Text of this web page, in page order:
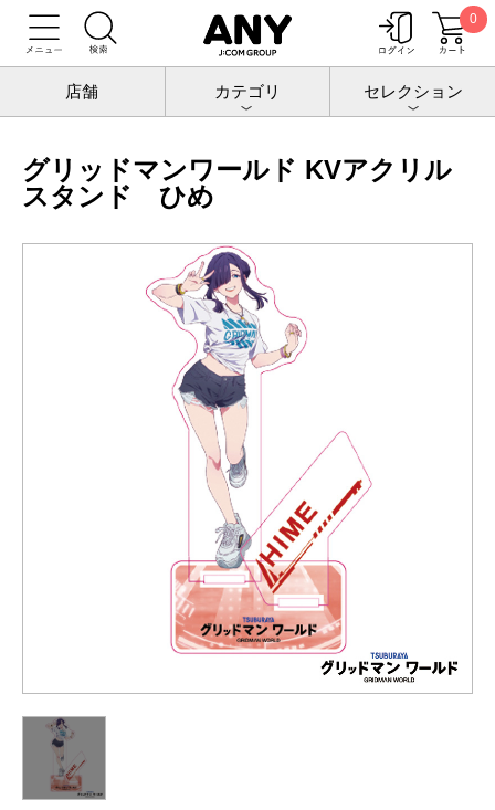
0
店舗 カテゴリ セレクション
トップ グリッドマンワールド
アクリルスタンド
グリッドマンワールド KVアクリルスタンド ひめ
グリッドマンワールド KVアクリル
スタンド ひめ